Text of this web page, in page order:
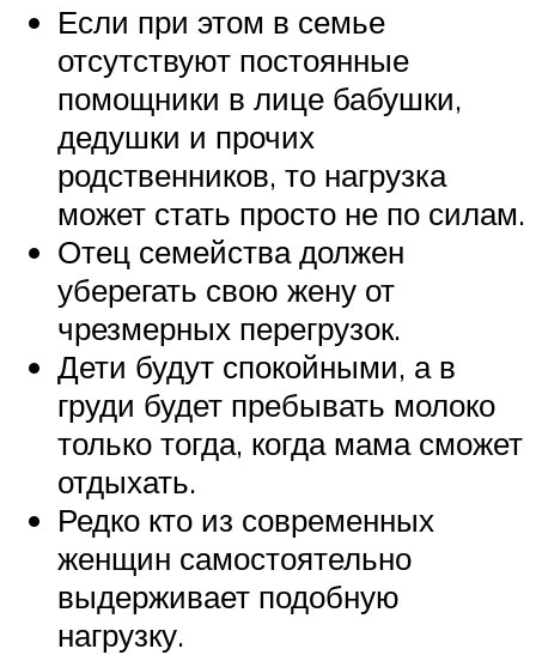
Если при этом в семье
отсутствуют постоянные
помощники в лице бабушки,
дедушки и прочих
родственников, то нагрузка
может стать просто не по силам.
Отец семейства должен
уберегать свою жену от
чрезмерных перегрузок.
Дети будут спокойными, а в
груди будет пребывать молоко
только тогда, когда мама сможет
отдыхать.
Редко кто из современных
женщин самостоятельно
выдерживает подобную
нагрузку.